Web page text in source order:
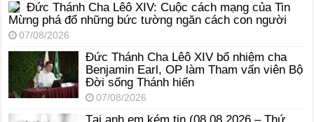
Đức Thánh Cha Lêô XIV: Cuộc cách mạng của Tin
Mừng phá đổ những bức tường ngăn cách con người
07/08/2026
Đức Thánh Cha Lêô XIV bổ nhiệm cha
Benjamin Earl, OP làm Tham vấn viên Bộ
Đời sống Thánh hiến
07/08/2026